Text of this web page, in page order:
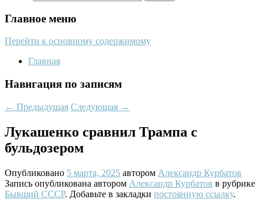
Главное меню
Перейти к основному содержимому
Главная
Навигация по записям
← Предыдущая Следующая →
Лукашенко сравнил Трампа с
бульдозером
Опубликовано 5 марта, 2025 автором Александр Курбатов
Запись опубликована автором Александр Курбатов в рубрике
Бывший СССР. Добавьте в закладки постоянную ссылку.